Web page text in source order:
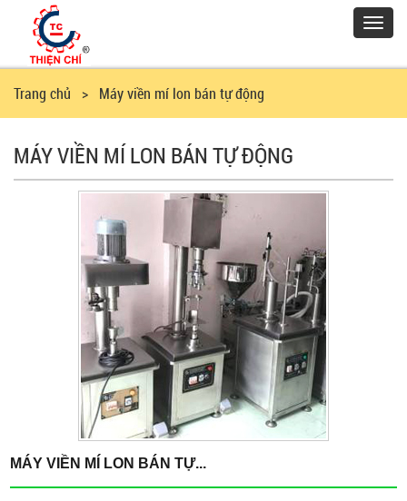
Trang chủ > Máy viền mí lon bán tự động
MÁY VIỀN MÍ LON BÁN TỰ ĐỘNG
MÁY VIỀN MÍ LON BÁN TỰ...